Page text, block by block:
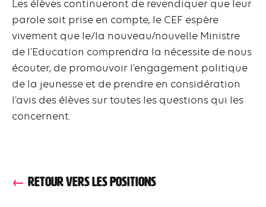
Les élèves continueront de revendiquer que leur
parole soit prise en compte, le CEF espère
vivement que le/la nouveau/nouvelle Ministre
de l’Education comprendra la nécessite de nous
écouter, de promouvoir l’engagement politique
de la jeunesse et de prendre en considération
l’avis des élèves sur toutes les questions qui les
concernent.
RETOUR VERS LES POSITIONS